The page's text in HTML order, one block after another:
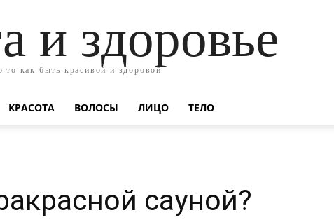
и здоровье
то как быть красивой и здоровой
КРАСОТА ВОЛОСЫ ЛИЦО ТЕЛО
сауной?